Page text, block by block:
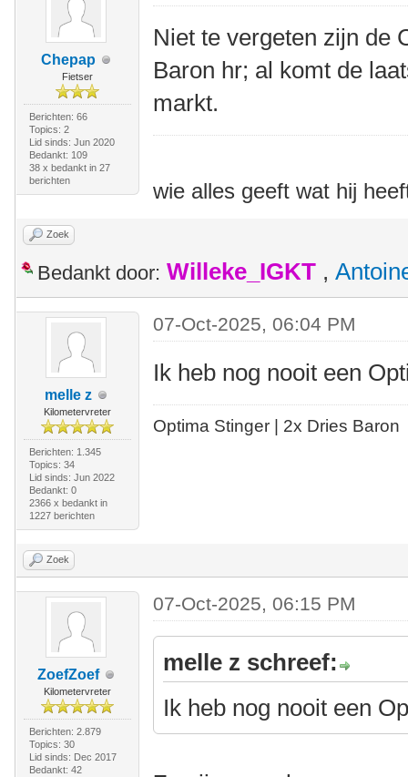
Chepap
Fietser
Berichten: 66
Topics: 2
Lid sinds: Jun 2020
Bedankt: 109
38 x bedankt in 27
berichten
Niet te vergeten zijn de
Baron hr; al komt de
markt.
wie alles geeft wat hij
Zoek
Bedankt door: Willeke_IGKT ,
melle z
Kilometervreter
Berichten: 1.345
Topics: 34
Lid sinds: Jun 2022
Bedankt: 0
2366 x bedankt in
1227 berichten
07-Oct-2025, 06:04 PM
Ik heb nog nooit een
Optima Stinger | 2x Dries Baron
Zoek
ZoefZoef
Kilometervreter
Berichten: 2.879
Topics: 30
Lid sinds: Dec 2017
Bedankt: 42
07-Oct-2025, 06:15 PM
melle z schreef:
Ik heb nog nooit een